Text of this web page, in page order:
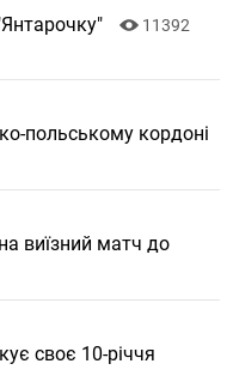
11392
польському кордоні
виїзний матч до
своє 10-річчя